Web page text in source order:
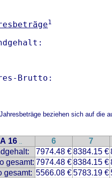
1
beziehen sich auf die
A 16 .. 6 7
7974.48 €8384.15 €
gesamt: 7974.48 €8384.15 €
gesamt: 5566.08 €5783.19 €